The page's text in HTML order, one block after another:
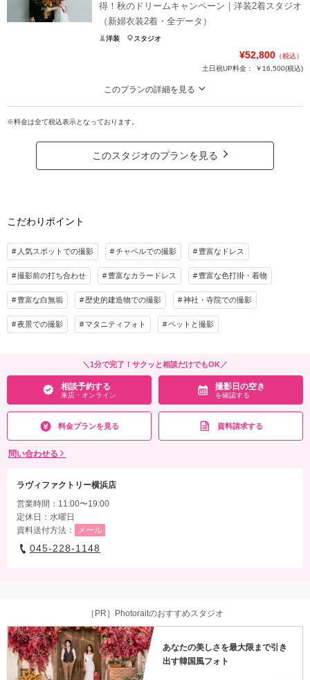
＜含まれるもの＞
・全データ（基本補正付き）
・ブーケ（造花・ブートニア）
・スタジオ使用料
プラン詳細
アルバム
衣装追加 会食
その他含むもの
★早い者勝ち！期間限定半額キャンペーン開催中！ロケ＋スタジオ、和装＋洋装など
プランの組み合わせも可能です。※衣装持ち込み料（衣装1点）…新婦¥33,000、新郎
¥11,000
相談予約する
来店・オンライン
撮影日の空き
を確認する
得！秋のドリームキャンペーン｜洋装2着スタジオ
（新婦衣装2着・全データ）
洋装 スタジオ
¥52,800 （税込）
土日祝UP料金：
￥16,500(税込)
このプランの詳細を見る
2着だから広がる、魅力あふれるフォトストーリー。お得なキャンペーンでこだ
わりの衣装ラインナップをたっぷりとお楽しみください。
・全データ（基本補正）
・衣装（新郎新婦）
・スタジオ使用料
プラン詳細
撮影料 新婦衣装2着 新郎衣装1着
アルバム データ 100カット 台紙付写真
衣装追加
その他含むもの
★通常149,600円が65%OFF! ※2着目のヘアメイクチェンジご希望の場合、11,000円
追加 ※ブーケ（1スタイルにつき）をご希望の場合は別途5,500円〜 ※衣装持ち込み
料（衣装1点）…新婦33,000円、新郎11,000円
相談予約する 撮影日の空き
※料金は全て税込表示となっております。
このスタジオのプランを見る
こだわりポイント
人気スポットでの撮影 チャペルでの撮影 豊富なドレス
撮影前の打ち合わせ 豊富なカラードレス 豊富な色打掛・着物
豊富な白無垢 歴史的建造物での撮影 神社・寺院での撮影
夜景での撮影 マタニティフォト ペットと撮影
＼1分で完了！サクッと相談だけでもOK／
相談予約する
来店・オンライン
撮影日の空き
を確認する
料金プランを見る 資料請求する
問い合わせる
ラヴィファクトリー横浜店
営業時間：11:00〜19:00
定休日：水曜日
資料送付方法：
メール
045-228-1148
［PR］Photoraitのおすすめスタジオ
あなたの美しさを最大限まで引き
出す韓国風フォト